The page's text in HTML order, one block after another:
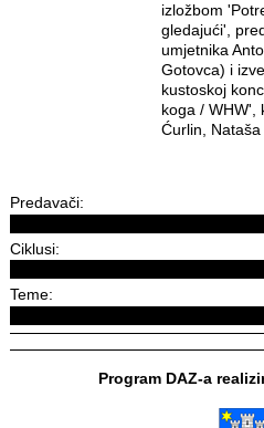
izložbom
gledajući',
umjetnika
Gotovca) i
kustoskoj
koga / WHW',
Ćurlin, Nataša
Predavači:
Ciklusi:
Teme:
Program DAZ-a